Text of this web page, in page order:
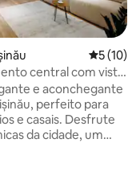
5 de
5 (10)
central com vista
e aconchegante
perfeito para
e casais. Desfrute
da cidade, um